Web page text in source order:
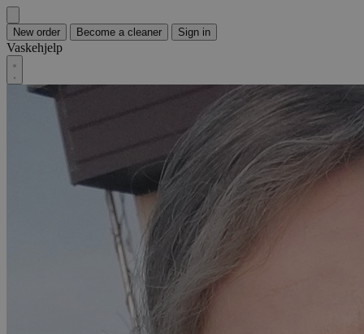
New order Become a cleaner Sign in
Vaskehjelp